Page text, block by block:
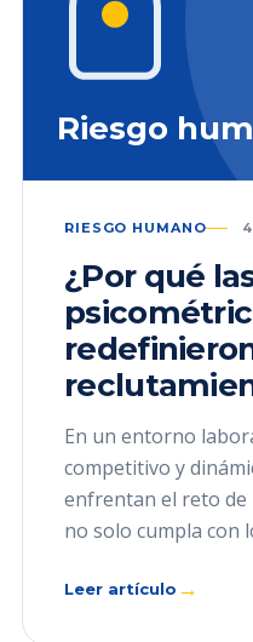
Riesgo
RIESGO HUMANO
¿Por qué
En un entorno
competitivo y
enfrentan el reto
no solo cumpla con
Leer artículo →